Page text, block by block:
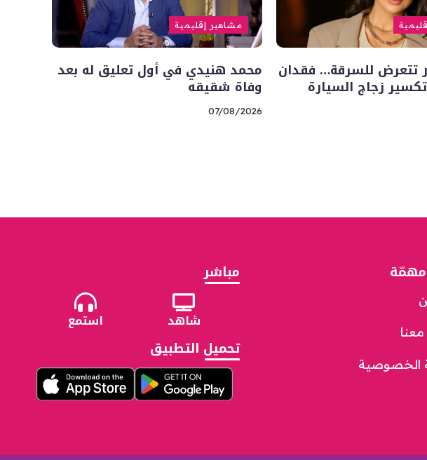
تتعرض للسرقة… فقدان
زجاج السيارة
مشاهير إقليمية
محمد هنيدي في أول تعليق له بعد
وفاة شقيقه
07/08/2026
مهمّة
الخصوصية
مباشر
شاهد استمع
تحميل التطبيق